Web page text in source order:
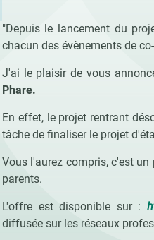
"Depuis le lancement du
chacun des évènements de
J'ai le plaisir de vous
Phare.
En effet, le projet rentrant
tâche de finaliser le projet
Vous l'aurez compris, c'est
parents.
L'offre est disponible sur :
diffusée sur les réseaux